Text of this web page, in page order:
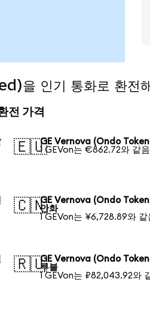
인기 통화로 환전
전 가격
🇪🇺GE Vernova (Ondo
1 GEVon는 €862.72와 같음
🇨🇳GE Vernova (Ondo
안화
1 GEVon는 ¥6,728.89와 같
🇷🇺GE Vernova (Ondo
루블
1 GEVon는 ₽82,043.92와